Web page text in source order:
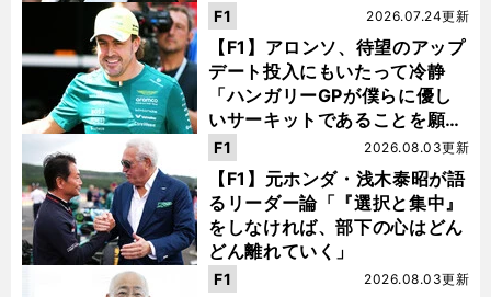
【F1】アロンソ、待望のアップ
デート投入にもいたって冷静
「ハンガリーGPが僕らに優し
いサーキットであることを願
う」
2026.07.24更新
F1
【F1】元ホンダ・浅木泰昭が語
るリーダー論「『選択と集中』
をしなければ、部下の心はどん
どん離れていく」
2026.08.03更新
F1
2026.08.03更新
F1